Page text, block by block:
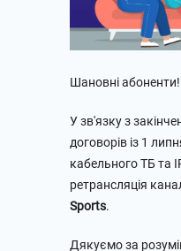
Шановні абоненти!
У зв'язку з
договорів із 1
кабельного ТБ та
ретрансляція
Sports.
Дякуємо за